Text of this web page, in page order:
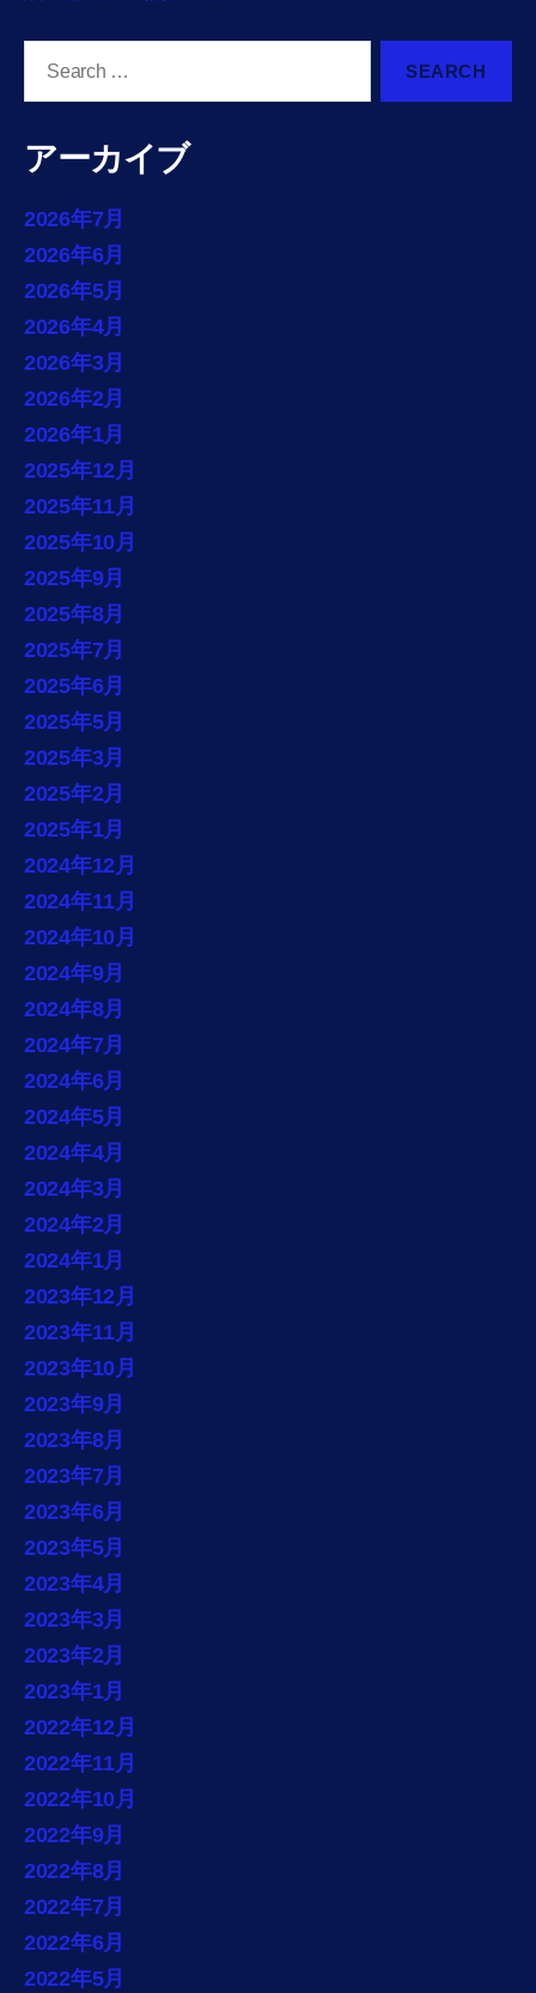
アーカイブ
2026年7月
2026年6月
2026年5月
2026年4月
2026年3月
2026年2月
2026年1月
2025年12月
2025年11月
2025年10月
2025年9月
2025年8月
2025年7月
2025年6月
2025年5月
2025年3月
2025年2月
2025年1月
2024年12月
2024年11月
2024年10月
2024年9月
2024年8月
2024年7月
2024年6月
2024年5月
2024年4月
2024年3月
2024年2月
2024年1月
2023年12月
2023年11月
2023年10月
2023年9月
2023年8月
2023年7月
2023年6月
2023年5月
2023年4月
2023年3月
2023年2月
2023年1月
2022年12月
2022年11月
2022年10月
2022年9月
2022年8月
2022年7月
2022年6月
2022年5月